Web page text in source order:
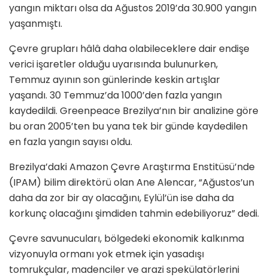
yangın miktarı olsa da Ağustos 2019’da 30.900 yangın
yaşanmıştı.
Çevre grupları hâlâ daha olabileceklere dair endişe
verici işaretler olduğu uyarısında bulunurken,
Temmuz ayının son günlerinde keskin artışlar
yaşandı. 30 Temmuz’da 1000’den fazla yangın
kaydedildi. Greenpeace Brezilya’nın bir analizine göre
bu oran 2005’ten bu yana tek bir günde kaydedilen
en fazla yangın sayısı oldu.
Brezilya’daki Amazon Çevre Araştırma Enstitüsü’nde
(IPAM) bilim direktörü olan Ane Alencar, “Ağustos’un
daha da zor bir ay olacağını, Eylül’ün ise daha da
korkunç olacağını şimdiden tahmin edebiliyoruz” dedi.
Çevre savunucuları, bölgedeki ekonomik kalkınma
vizyonuyla ormanı yok etmek için yasadışı
tomrukçular, madenciler ve arazi spekülatörlerini